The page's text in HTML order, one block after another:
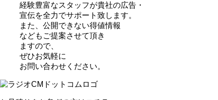
経験豊富なスタッフが貴社の広告・
宣伝を全力でサポート致します。
また、公開できない得値情報
などもご提案させて頂き
ますので、
ぜひお気軽に
お問い合わせください。